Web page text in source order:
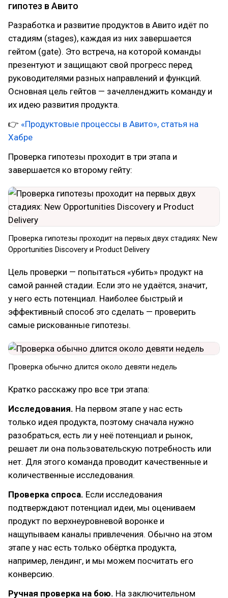
гипотез в Авито
Разработка и развитие продуктов в Авито идёт по
стадиям (stages), каждая из них завершается
гейтом (gate). Это встреча, на которой команды
презентуют и защищают свой прогресс перед
руководителями разных направлений и функций.
Основная цель гейтов — зачелленджить команду и
их идею развития продукта.
👉 «Продуктовые процессы в Авито», статья на
Хабре
Проверка гипотезы проходит в три этапа и
завершается ко второму гейту:
Проверка гипотезы проходит на первых двух стадиях: New
Opportunities Discovery и Product Delivery
Цель проверки — попытаться «убить» продукт на
самой ранней стадии. Если это не удаётся, значит,
у него есть потенциал. Наиболее быстрый и
эффективный способ это сделать — проверить
самые рискованные гипотезы.
Проверка обычно длится около девяти недель
Кратко расскажу про все три этапа:
Исследования. На первом этапе у нас есть
только идея продукта, поэтому сначала нужно
разобраться, есть ли у неё потенциал и рынок,
решает ли она пользовательскую потребность или
нет. Для этого команда проводит качественные и
количественные исследования.
Проверка спроса. Если исследования
подтверждают потенциал идеи, мы оцениваем
продукт по верхнеуровневой воронке и
нащупываем каналы привлечения. Обычно на этом
этапе у нас есть только обёртка продукта,
например, лендинг, и мы можем посчитать его
конверсию.
Ручная проверка на бою. На заключительном